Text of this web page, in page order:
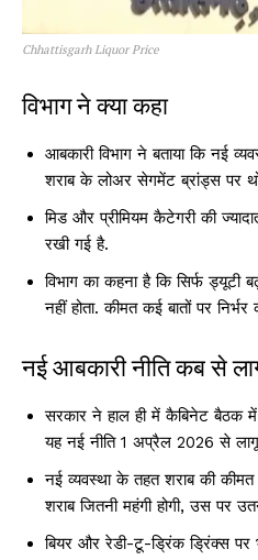
Chhattisgarh Liquor Price
विभाग ने क्या कहा
आबकारी विभाग ने बताया कि नई
शराब के लोअर सेगमेंट ब्रांड्स पर
मिड और प्रीमियम कैटेगरी की
रखी गई है.
विभाग का कहना है कि सिर्फ ड्यूटी
नहीं होता. कीमत कई बातों पर निर्भर
नई आबकारी नीति कब से
सरकार ने हाल ही में कैबिनेट बैठक में
यह नई नीति 1 अप्रैल 2026 से लागू
नई व्यवस्था के तहत शराब की
शराब जितनी महंगी होगी, उस पर
बियर और रेडी-टू-ड्रिंक ड्रिंक्स पर